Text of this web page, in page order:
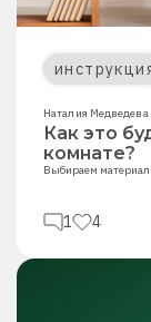
Наталия Медведева
Как это
комнате?
Выбираем
1 4